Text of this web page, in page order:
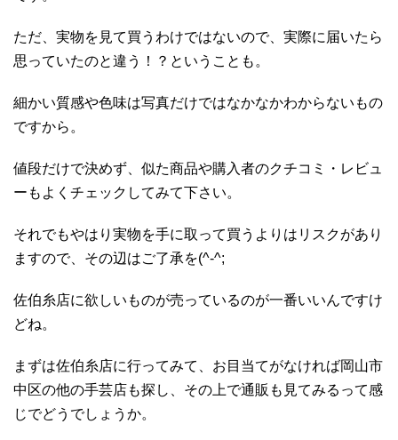
ただ、実物を見て買うわけではないので、実際に届いたら
思っていたのと違う！？ということも。
細かい質感や色味は写真だけではなかなかわからないもの
ですから。
値段だけで決めず、似た商品や購入者のクチコミ・レビュ
ーもよくチェックしてみて下さい。
それでもやはり実物を手に取って買うよりはリスクがあり
ますので、その辺はご了承を(^-^;
佐伯糸店に欲しいものが売っているのが一番いいんですけ
どね。
まずは佐伯糸店に行ってみて、お目当てがなければ岡山市
中区の他の手芸店も探し、その上で通販も見てみるって感
じでどうでしょうか。